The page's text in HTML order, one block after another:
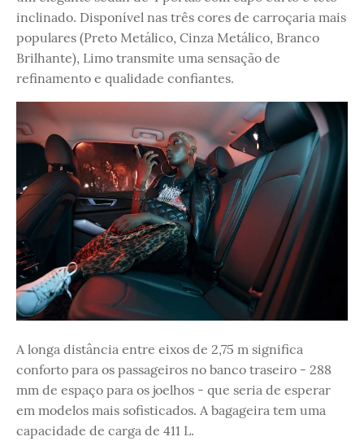
inclinado. Disponível nas três cores de carroçaria mais
populares (Preto Metálico, Cinza Metálico, Branco
Brilhante), Limo transmite uma sensação de
refinamento e qualidade confiantes.
A longa distância entre eixos de 2,75 m significa
conforto para os passageiros no banco traseiro - 288
mm de espaço para os joelhos - que seria de esperar
em modelos mais sofisticados. A bagageira tem uma
capacidade de carga de 411 L.